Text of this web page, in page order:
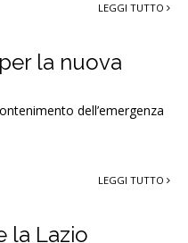
LEGGI TUTTO
la nuova
dell’emergenza
LEGGI TUTTO
la Lazio